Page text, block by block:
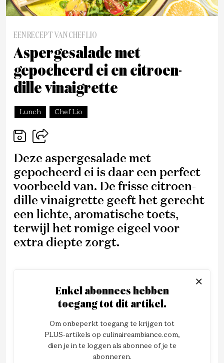
EEN RECEPT VAN CHEF LIO
Aspergesalade met
gepocheerd ei en citroen-
dille vinaigrette
Lunch Chef Lio
Deze aspergesalade met
gepocheerd ei is daar een perfect
voorbeeld van. De frisse citroen-
dille vinaigrette geeft het gerecht
een lichte, aromatische toets,
terwijl het romige eigeel voor
extra diepte zorgt.
Enkel abonnees hebben
toegang tot dit artikel.
Om onbeperkt toegang te krijgen tot
PLUS-artikels op culinaireambiance.com,
dien je in te loggen als abonnee of je te
abonneren.